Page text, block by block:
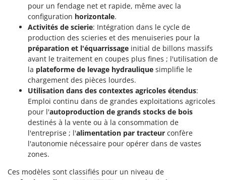
Taille-haies à bras pour tracteur
Tarières
Tondeuses à Gazon
Tondeuses autoportées
Tondeuses débroussailleuses thermiques
Trancheuses
Trancheuses de sol
Transpalettes
Treuils de débardage
Tronçonneuses
V
KitchenAid
Komo
Laica
Lampacrescia - MGM
Landxcape
LAR Casalinghi
Lavor
Linea VZ
Lisam
Lotusgrill
pour un fendage net et rapide, même avec la
configuration horizontale.
Activités de scierie: Intégration dans le cycle de
production des scieries et des menuiseries pour la
préparation et l'équarrissage initial de billons massifs
avant le traitement en coupes plus fines ; l'utilisation de
la plateforme de levage hydraulique simplifie le
chargement des pièces lourdes.
Utilisation dans des contextes agricoles étendus:
Emploi continu dans de grandes exploitations agricoles
pour l'autoproduction de grands stocks de bois
destinés à la vente ou à la consommation de
l'entreprise ; l'alimentation par tracteur confère
l'autonomie nécessaire pour opérer dans de vastes
zones.
Ces modèles sont classifiés pour un niveau de